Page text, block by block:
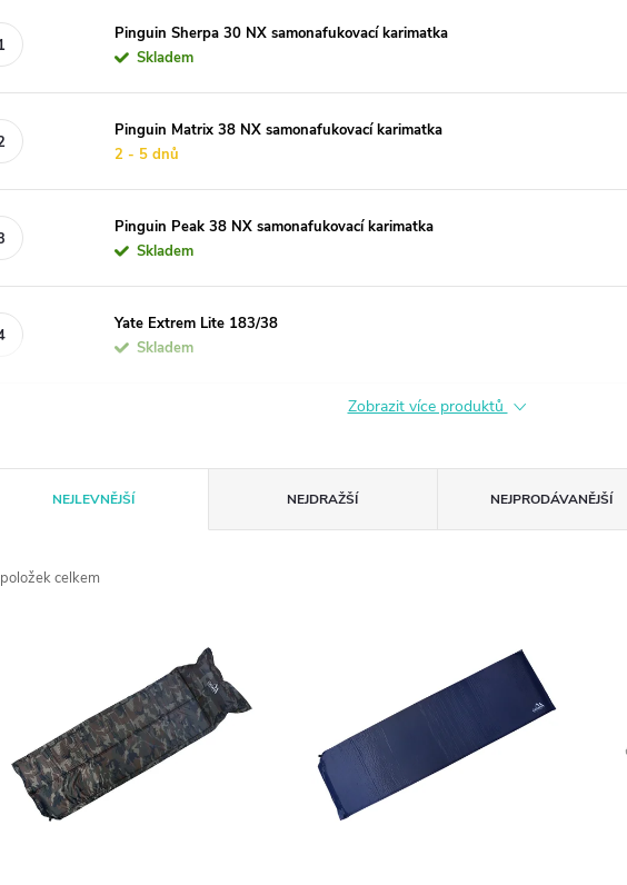
Pinguin Sherpa 30 NX samonafukovací karimatka
Skladem
Pinguin Matrix 38 NX samonafukovací karimatka
2 - 5 dnů
Pinguin Peak 38 NX samonafukovací karimatka
Skladem
Yate Extrem Lite 183/38
Skladem
Zobrazit více produktů
NEJLEVNĚJŠÍ NEJDRAŽŠÍ NEJPRODÁVANĚJŠÍ
položek celkem